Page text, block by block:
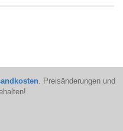
. Preisänderungen und